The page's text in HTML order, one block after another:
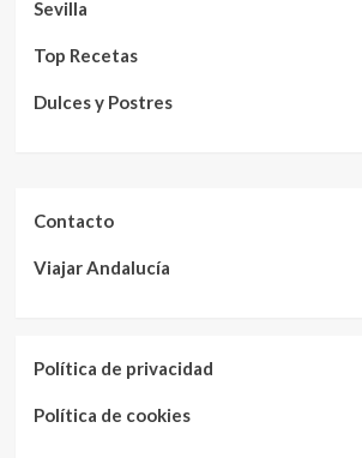
Sevilla
Top Recetas
Dulces y Postres
Contacto
Viajar Andalucía
Política de privacidad
Política de cookies